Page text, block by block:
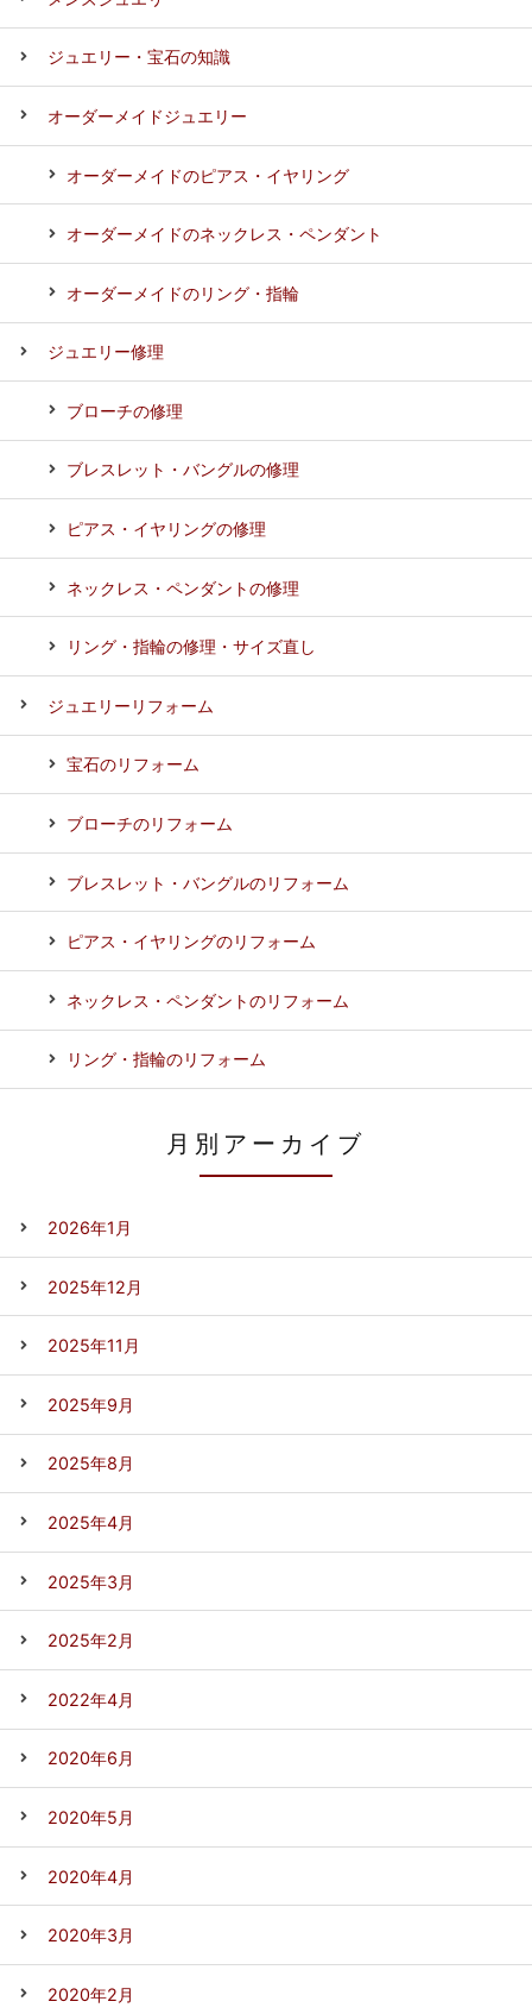
ジュエリー・宝石の知識
オーダーメイドジュエリー
オーダーメイドのピアス・イヤリング
オーダーメイドのネックレス・ペンダント
オーダーメイドのリング・指輪
ジュエリー修理
ブローチの修理
ブレスレット・バングルの修理
ピアス・イヤリングの修理
ネックレス・ペンダントの修理
リング・指輪の修理・サイズ直し
ジュエリーリフォーム
宝石のリフォーム
ブローチのリフォーム
ブレスレット・バングルのリフォーム
ピアス・イヤリングのリフォーム
ネックレス・ペンダントのリフォーム
リング・指輪のリフォーム
月別アーカイブ
2026年1月
2025年12月
2025年11月
2025年9月
2025年8月
2025年4月
2025年3月
2025年2月
2022年4月
2020年6月
2020年5月
2020年4月
2020年3月
2020年2月